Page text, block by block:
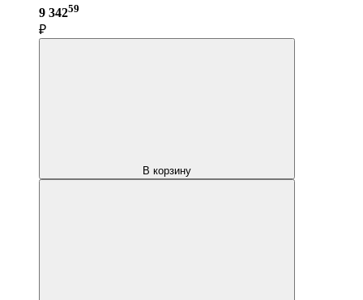
9 34259
₽
В корзину